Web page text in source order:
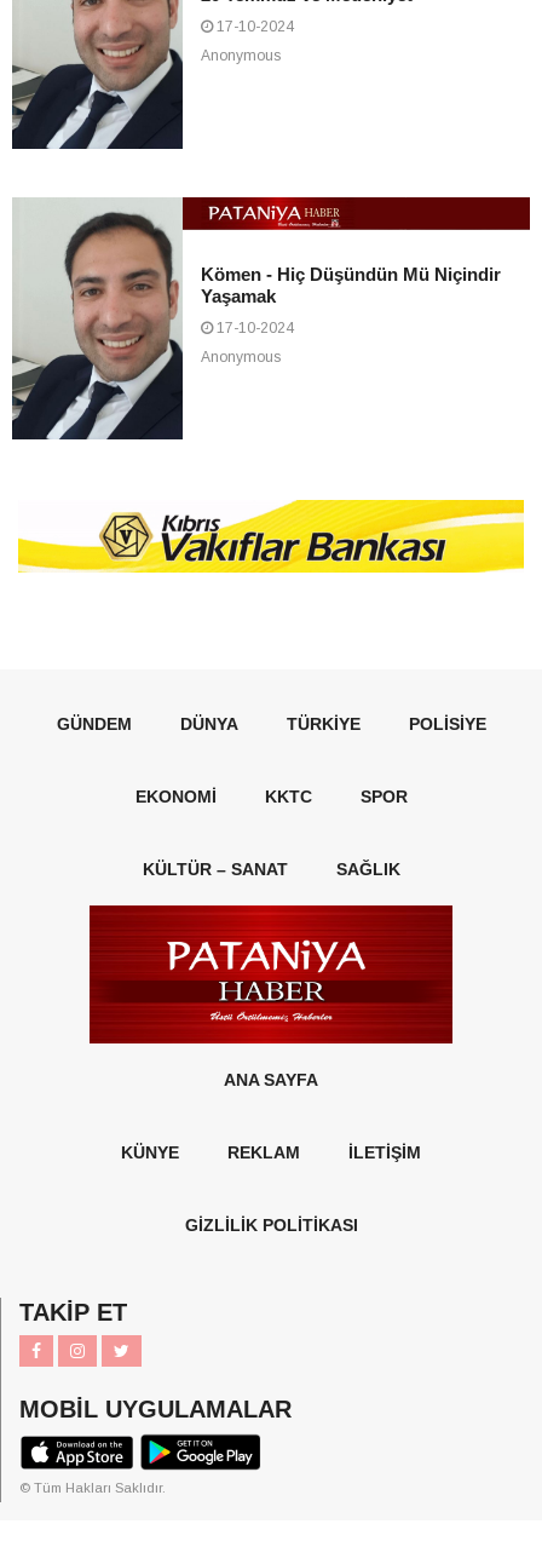
17-10-2024
Anonymous
Kömen - Hiç Düşündün Mü Niçindir
Yaşamak
17-10-2024
Anonymous
GÜNDEM DÜNYA TÜRKIYE POLISIYE
EKONOMI KKTC SPOR
KÜLTÜR – SANAT SAĞLIK
ANA SAYFA
KÜNYE REKLAM İLETİŞİM
GİZLİLİK POLİTİKASI
TAKİP ET
MOBİL UYGULAMALAR
© Tüm Hakları Saklıdır.